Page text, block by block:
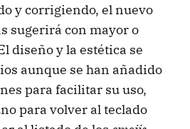
y corrigiendo, el nuevo
sugerirá con mayor o
diseño y la estética se
aunque se han añadido
para facilitar su uso,
para volver al teclado